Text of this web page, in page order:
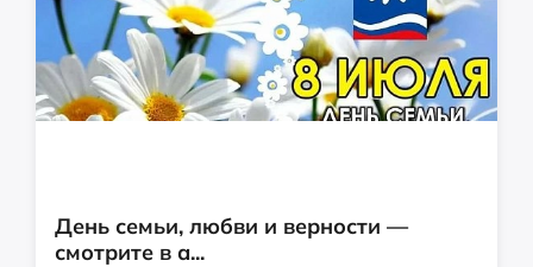
День семьи, любви и верности —
смотрите в а...